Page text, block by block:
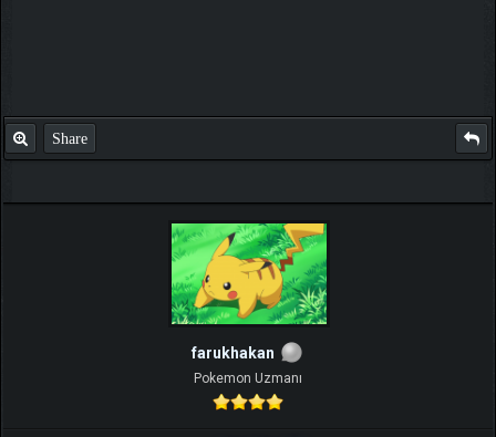
Share
farukhakan
Pokemon Uzmanı